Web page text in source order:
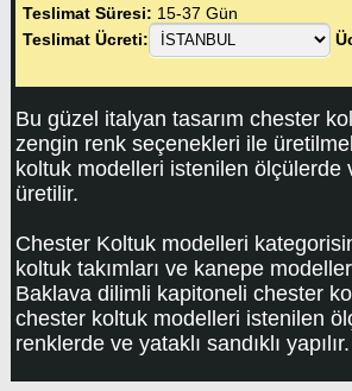
Teslimat Süresi: 15-37 Gün
Teslimat Ücreti:
Bu güzel italyan tasarım chester
zengin renk seçenekleri ile
koltuk modelleri istenilen ölçülerde
üretilir.
Chester Koltuk modelleri
koltuk takımları ve kanepe
Baklava dilimli kapitoneli chester
chester koltuk modelleri istenilen
renklerde ve yataklı sandıklı yapılır.